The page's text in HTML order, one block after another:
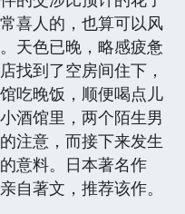
喜人的，也算可以风
天色已晚，略感疲惫
找到了空房间住下，
吃晚饭，顺便喝点儿
酒馆里，两个陌生男
注意，而接下来发生
意料。日本著名作
自著文，推荐该作。